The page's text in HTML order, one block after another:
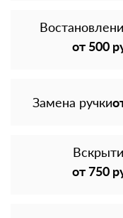
от 500
Замена ручки
от 750